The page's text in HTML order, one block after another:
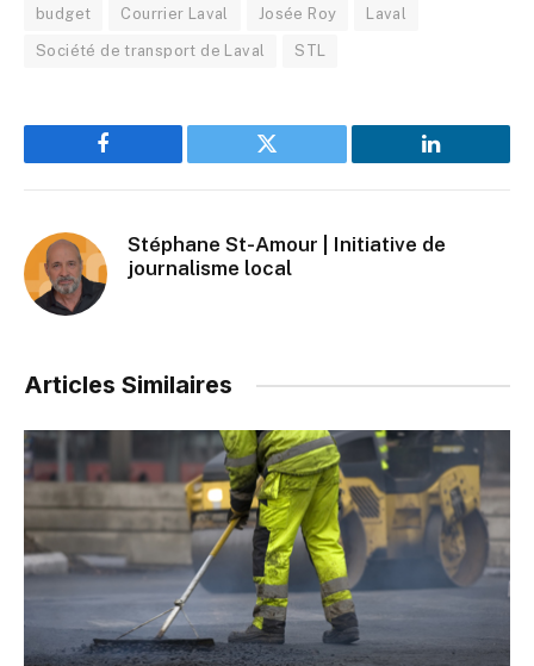
budget Courrier Laval Josée Roy Laval
Société de transport de Laval STL
Facebook Twitter LinkedIn
Stéphane St-Amour | Initiative de
journalisme local
Articles Similaires